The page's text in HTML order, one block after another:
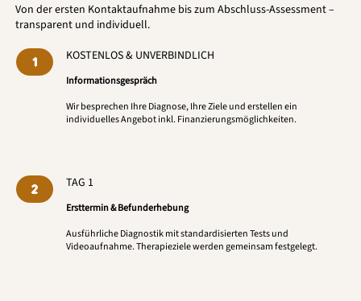
Von der ersten Kontaktaufnahme bis zum Abschluss-Assessment –
transparent und individuell.
1 KOSTENLOS & UNVERBINDLICH
Informationsgespräch
Wir besprechen Ihre Diagnose, Ihre Ziele und erstellen ein
individuelles Angebot inkl. Finanzierungsmöglichkeiten.
2 TAG 1
Ersttermin & Befunderhebung
Ausführliche Diagnostik mit standardisierten Tests und
Videoaufnahme. Therapieziele werden gemeinsam festgelegt.